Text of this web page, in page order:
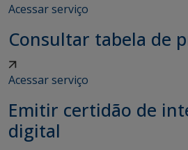
Acessar serviço
Consultar tabela de
Acessar serviço
Emitir certidão de
digital